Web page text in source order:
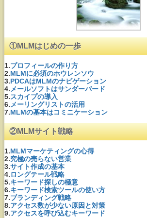
①MLMはじめの一歩
1.プロフィールの作り方
2.MLMに必須のホウレンソウ
3.PDCAはMLMのナビゲーション
4.メールソフトはサンダーバード
5.スカイプの導入
6.メーリングリストの活用
7.MLMの基本はコミニケーション
②MLMサイト戦略
1.MLMマーケティングの心得
2.究極の売らない営業
3.サイト作成の基本
4.ロングテール戦略
5.キーワード探しの極意
6.キーワード検索ツールの使い方
7.ブランディング戦略
8.アクセス数が少ない原因と対策
9.アクセスを呼び込むキーワード